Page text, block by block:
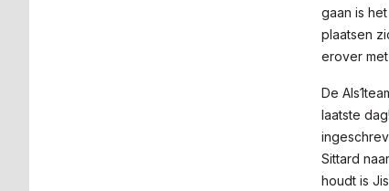
gaan is
plaatsen
erover
De
laatste
Sittard
houdt is